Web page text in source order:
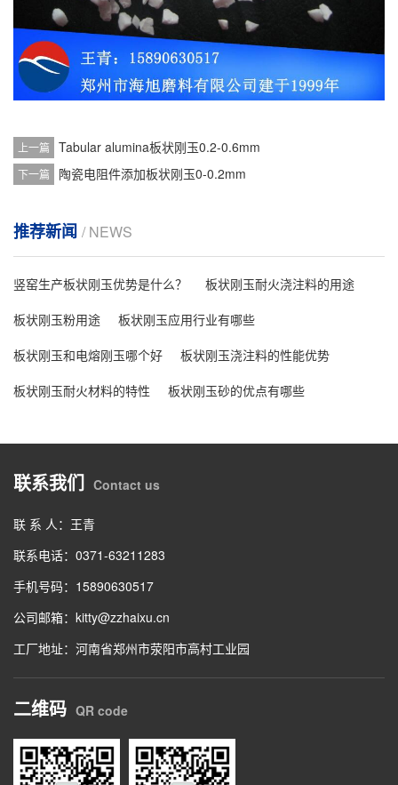
上一篇 Tabular alumina板状刚玉0.2-0.6mm
下一篇 陶瓷电阻件添加板状刚玉0-0.2mm
推荐新闻 / NEWS
竖窑生产板状刚玉优势是什么？
板状刚玉耐火浇注料的用途
板状刚玉粉用途
板状刚玉应用行业有哪些
板状刚玉和电熔刚玉哪个好
板状刚玉浇注料的性能优势
板状刚玉耐火材料的特性
板状刚玉砂的优点有哪些
联系我们 Contact us
联 系 人：王青
联系电话：0371-63211283
手机号码：15890630517
公司邮箱：kitty@zzhaixu.cn
工厂地址：河南省郑州市荥阳市高村工业园
二维码 QR code